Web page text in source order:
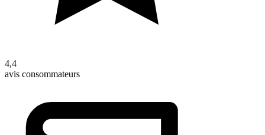
4,4
avis consommateurs